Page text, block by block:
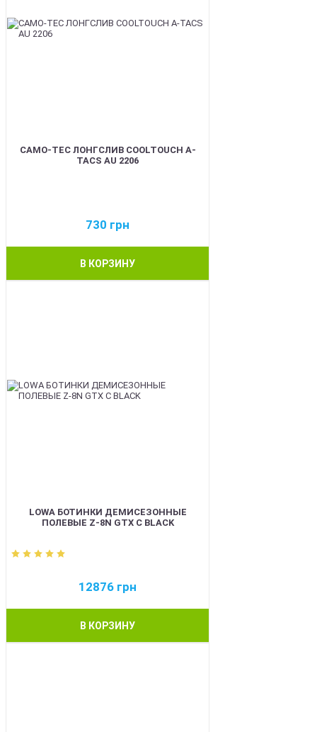
CAMO-TEC ЛОНГСЛИВ COOLTOUCH A-
TACS AU 2206
730 грн
В КОРЗИНУ
LOWA БОТИНКИ ДЕМИСЕЗОННЫЕ
ПОЛЕВЫЕ Z-8N GTX C BLACK
12876 грн
В КОРЗИНУ